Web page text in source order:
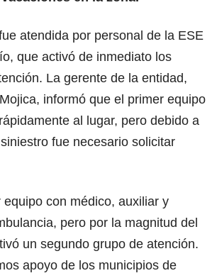
atendida por personal de la ESE
que activó de inmediato los
La gerente de la entidad,
informó que el primer equipo
al lugar, pero debido a
fue necesario solicitar
equipo con médico, auxiliar y
pero por la magnitud del
un segundo grupo de atención.
apoyo de los municipios de